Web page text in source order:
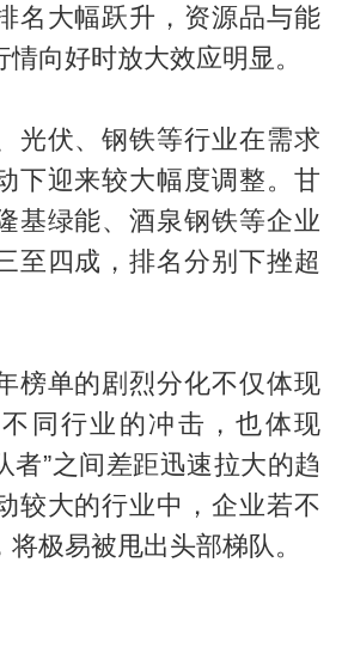
名大幅跃升，资源品与能
向好时放大效应明显。
光伏、钢铁等行业在需求
下迎来较大幅度调整。甘
基绿能、酒泉钢铁等企业
至四成，排名分别下挫超
榜单的剧烈分化不仅体现
同行业的冲击，也体现
者”之间差距迅速拉大的趋
较大的行业中，企业若不
极易被甩出头部梯队。